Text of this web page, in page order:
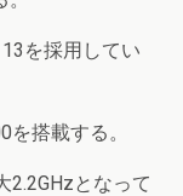
を採用してい
搭載する。
2.2GHzとなって